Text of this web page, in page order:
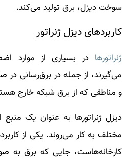
سوخت دیزل، برق تولید می‌کند.
کاربردهای دیزل ژنراتور
ژنراتورهادر بسیاری از موارد
می‌گیرند، از جمله در برق‌رسانی در
و مناطقی که از برق شبکه خارج
دیزل ژنراتورها به عنوان یک
مختلف به کار می‌روند. یکی از
کارخانه‌هاست، جایی که برق به